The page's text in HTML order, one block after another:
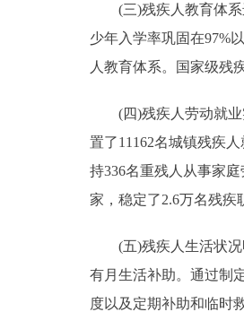
ESPAÑOL
ITALIANO
(三)残疾人教育体系
少年入学率巩固在97%
人教育体系。国家级残
(四)残疾人劳动就业实
置了11162名城镇残疾
持336名重残人从事家
家，稳定了2.6万名残疾
(五)残疾人生活状况明
有月生活补助。通过制
度以及定期补助和临时